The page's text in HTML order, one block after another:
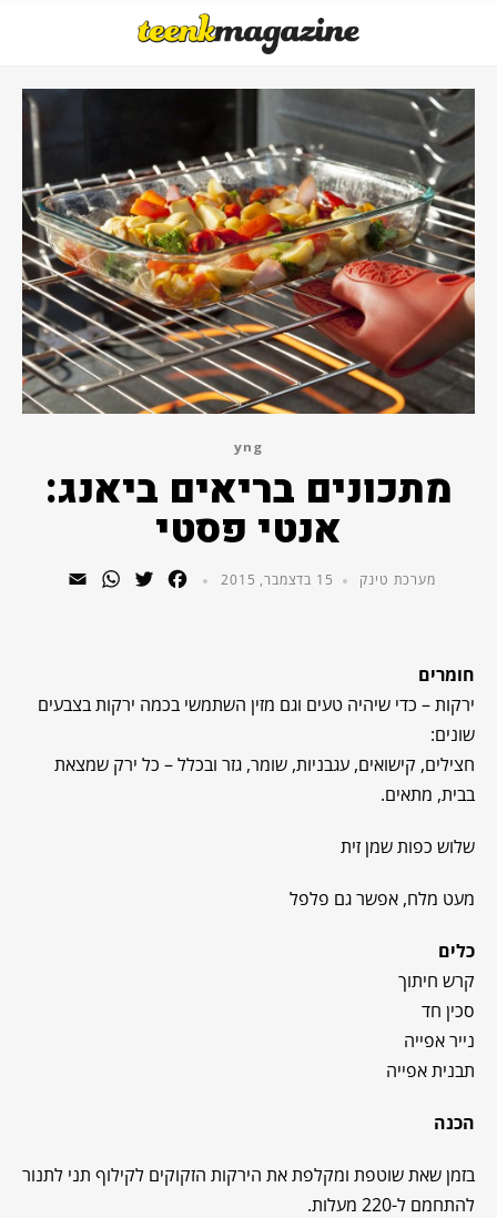
yng
מתכונים בריאים ביאנג:
אנטי פסטי
מערכת טינק 15 בדצמבר, 2015 Facebook
Twitter
WhatsApp
חומרים
ירקות – כדי שיהיה טעים וגם מזין השתמשי בכמה ירקות בצבעים
שונים:
חצילים, קישואים, עגבניות, שומר, גזר ובכלל – כל ירק שמצאת
בבית, מתאים.
שלוש כפות שמן זית
מעט מלח, אפשר גם פלפל
כלים
קרש חיתוך
סכין חד
נייר אפייה
תבנית אפייה
הכנה
בזמן שאת שוטפת ומקלפת את הירקות הזקוקים לקילוף תני לתנור
להתחמם ל-220 מעלות.